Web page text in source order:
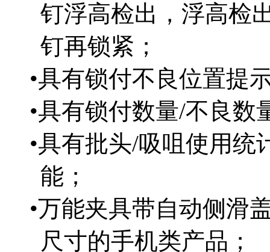
钉浮高检出，浮高检
钉再锁紧；
•具有锁付不良位置提
•具有锁付数量/不良数
•具有批头/吸咀使用统
能；
•万能夹具带自动侧滑
尺寸的手机类产品；